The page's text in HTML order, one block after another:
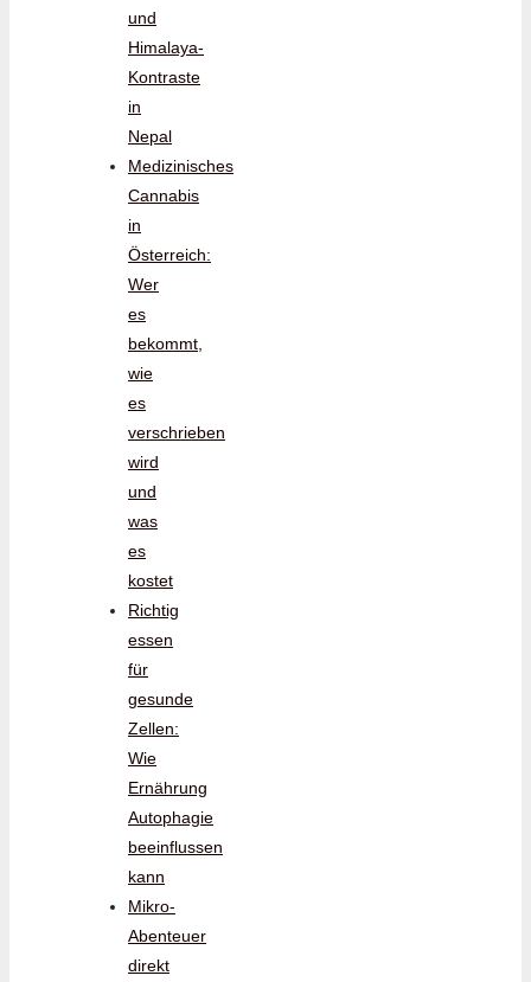
und
Himalaya-
Kontraste
in
Nepal
Medizinisches
Cannabis
in
Österreich:
Wer
es
bekommt,
wie
es
verschrieben
wird
und
was
es
kostet
Richtig
essen
für
gesunde
Zellen:
Wie
Ernährung
Autophagie
beeinflussen
kann
Mikro-
Abenteuer
direkt